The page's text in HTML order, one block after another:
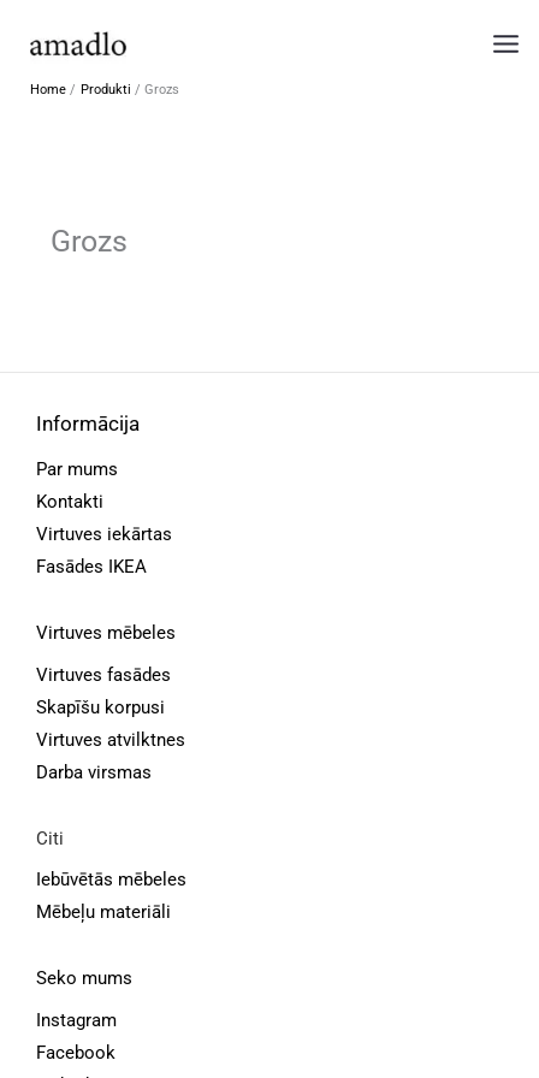
Home Produkti Grozs
Grozs
Informācija
Par mums
Kontakti
Virtuves iekārtas
Fasādes IKEA
Virtuves mēbeles
Virtuves fasādes
Skapīšu korpusi
Virtuves atvilktnes
Darba virsmas
Citi
Iebūvētās mēbeles
Mēbeļu materiāli
Seko mums
Instagram
Facebook